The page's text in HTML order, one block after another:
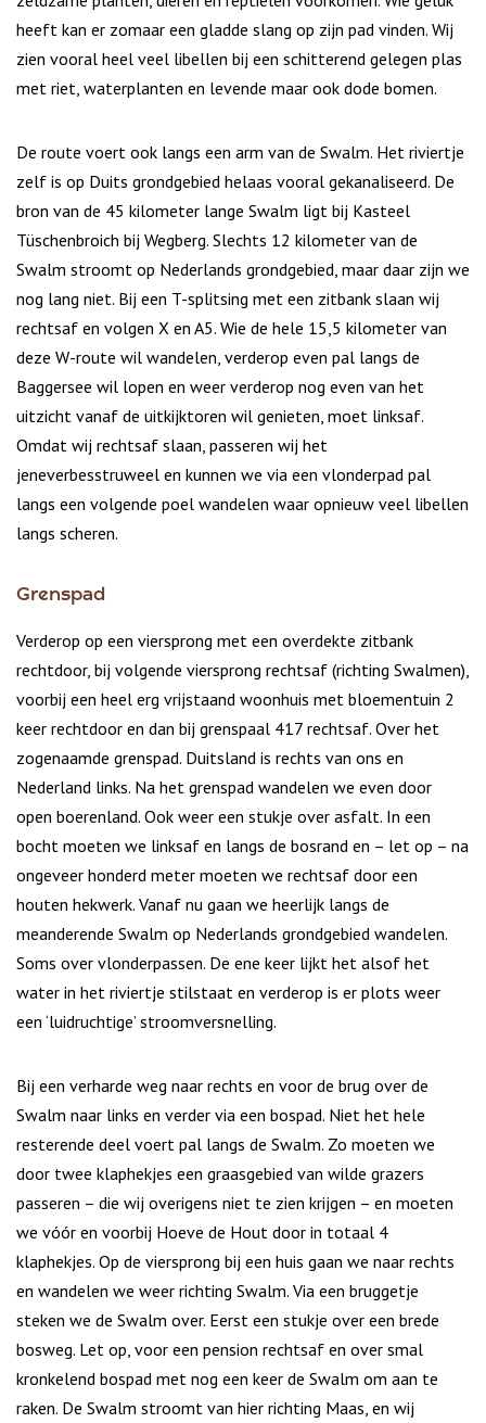
heeft kan er zomaar een gladde slang op zijn pad vinden. Wij
zien vooral heel veel libellen bij een schitterend gelegen plas
met riet, waterplanten en levende maar ook dode bomen.
De route voert ook langs een arm van de Swalm. Het riviertje
zelf is op Duits grondgebied helaas vooral gekanaliseerd. De
bron van de 45 kilometer lange Swalm ligt bij Kasteel
Tüschenbroich bij Wegberg. Slechts 12 kilometer van de
Swalm stroomt op Nederlands grondgebied, maar daar zijn we
nog lang niet. Bij een T-splitsing met een zitbank slaan wij
rechtsaf en volgen X en A5. Wie de hele 15,5 kilometer van
deze W-route wil wandelen, verderop even pal langs de
Baggersee wil lopen en weer verderop nog even van het
uitzicht vanaf de uitkijktoren wil genieten, moet linksaf.
Omdat wij rechtsaf slaan, passeren wij het
jeneverbesstruweel en kunnen we via een vlonderpad pal
langs een volgende poel wandelen waar opnieuw veel libellen
langs scheren.
Grenspad
Verderop op een viersprong met een overdekte zitbank
rechtdoor, bij volgende viersprong rechtsaf (richting Swalmen),
voorbij een heel erg vrijstaand woonhuis met bloementuin 2
keer rechtdoor en dan bij grenspaal 417 rechtsaf. Over het
zogenaamde grenspad. Duitsland is rechts van ons en
Nederland links. Na het grenspad wandelen we even door
open boerenland. Ook weer een stukje over asfalt. In een
bocht moeten we linksaf en langs de bosrand en – let op – na
ongeveer honderd meter moeten we rechtsaf door een
houten hekwerk. Vanaf nu gaan we heerlijk langs de
meanderende Swalm op Nederlands grondgebied wandelen.
Soms over vlonderpassen. De ene keer lijkt het alsof het
water in het riviertje stilstaat en verderop is er plots weer
een ‘luidruchtige’ stroomversnelling.
Bij een verharde weg naar rechts en voor de brug over de
Swalm naar links en verder via een bospad. Niet het hele
resterende deel voert pal langs de Swalm. Zo moeten we
door twee klaphekjes een graasgebied van wilde grazers
passeren – die wij overigens niet te zien krijgen – en moeten
we vóór en voorbij Hoeve de Hout door in totaal 4
klaphekjes. Op de viersprong bij een huis gaan we naar rechts
en wandelen we weer richting Swalm. Via een bruggetje
steken we de Swalm over. Eerst een stukje over een brede
bosweg. Let op, voor een pension rechtsaf en over smal
kronkelend bospad met nog een keer de Swalm om aan te
raken. De Swalm stroomt van hier richting Maas, en wij